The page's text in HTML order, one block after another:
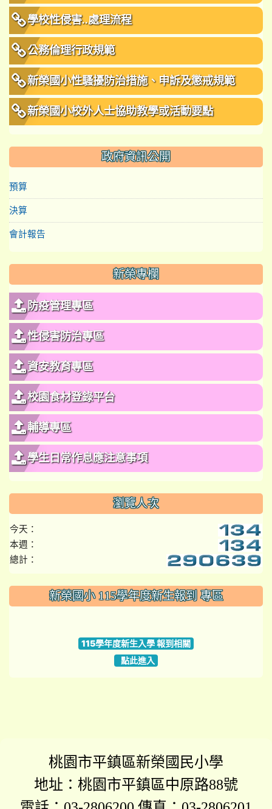
學校性侵害..處理流程
公務倫理行政規範
新榮國小性騷擾防治措施、申訴及懲戒規範
新榮國小校外人士協助教學或活動要點
政府資訊公開
預算
決算
會計報告
新榮專欄
防疫管理專區
性侵害防治專區
資安教育專區
校園食材登錄平台
輔導專區
學生日常作息應注意事項
瀏覽人次
今天：
本週：
總計：
::: 新榮國小 115學年度新生報到 專區
115學年度新生入學 報到相關
點此進入
桃園市平鎮區新榮國民小學
地址：桃園市平鎮區中原路88號